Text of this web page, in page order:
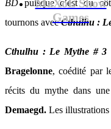
MaXoE Show
Games
BDpuisque c’est du
tournons avecCthulhu :
Cthulhu : Le Mythe # 3
Bragelonne, coédité par
récits du mythe dans
Demaegd. Les illustrations